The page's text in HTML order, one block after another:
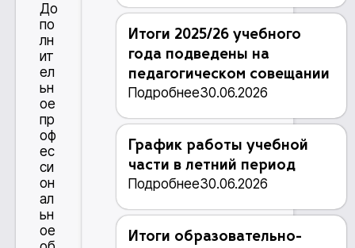
До
по
лн
ит
ел
ьн
ое
пр
оф
ес
си
он
ал
ьн
ое
Итоги 2025/26 учебного
года подведены на
педагогическом совещании
Подробнее30.06.2026
График работы учебной
части в летний период
Подробнее30.06.2026
Итоги образовательно-